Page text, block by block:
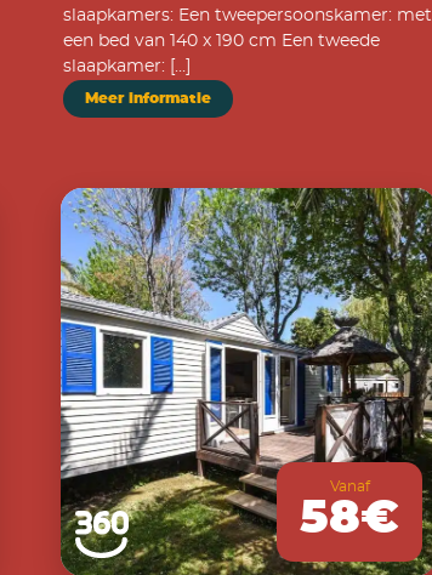
slaapkamers: Een tweepersoonskamer: met
een bed van 140 x 190 cm Een tweede
slaapkamer: […]
Meer informatie
Vanaf
58€